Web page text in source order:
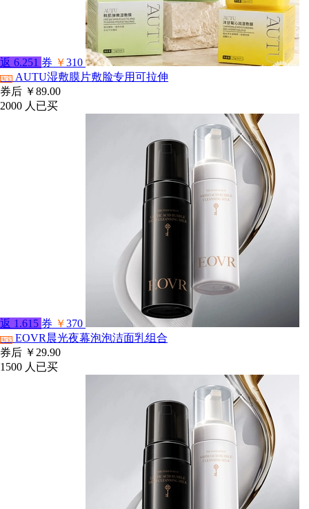
返 6.251 券 ￥310
淘宝
AUTU湿敷膜片敷脸专用可拉伸
券后 ￥89.00
2000 人已买
返 1.615 券 ￥370
淘宝 EOVR晨光夜幕泡泡洁面乳组合
券后 ￥29.90
1500 人已买